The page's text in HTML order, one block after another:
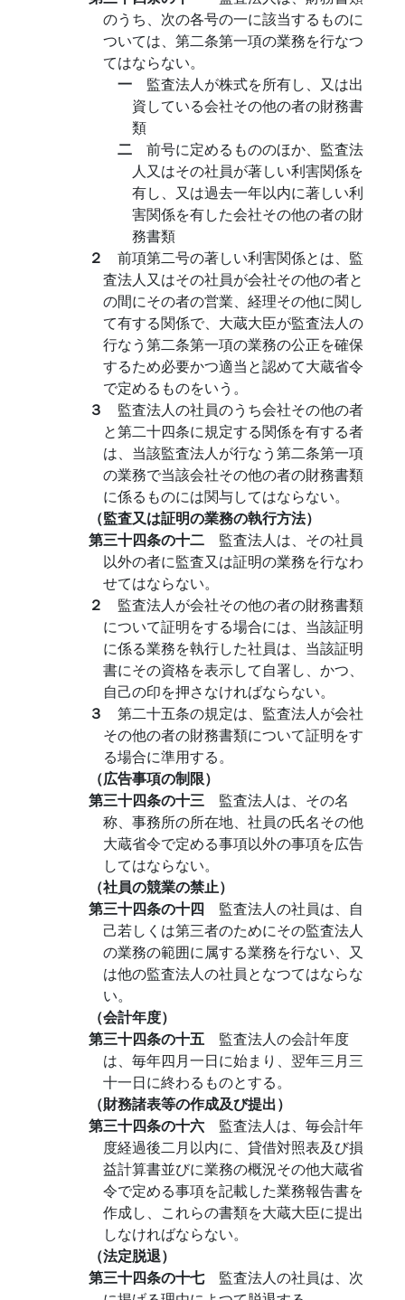
のうち、次の各号の一に該当するものに
ついては、第二条第一項の業務を行なつ
てはならない。
一 監査法人が株式を所有し、又は出
資している会社その他の者の財務書
類
二 前号に定めるもののほか、監査法
人又はその社員が著しい利害関係を
有し、又は過去一年以内に著しい利
害関係を有した会社その他の者の財
務書類
２ 前項第二号の著しい利害関係とは、監
査法人又はその社員が会社その他の者と
の間にその者の営業、経理その他に関し
て有する関係で、大蔵大臣が監査法人の
行なう第二条第一項の業務の公正を確保
するため必要かつ適当と認めて大蔵省令
で定めるものをいう。
３ 監査法人の社員のうち会社その他の者
と第二十四条に規定する関係を有する者
は、当該監査法人が行なう第二条第一項
の業務で当該会社その他の者の財務書類
に係るものには関与してはならない。
（監査又は証明の業務の執行方法）
第三十四条の十二 監査法人は、その社員
以外の者に監査又は証明の業務を行なわ
せてはならない。
２ 監査法人が会社その他の者の財務書類
について証明をする場合には、当該証明
に係る業務を執行した社員は、当該証明
書にその資格を表示して自署し、かつ、
自己の印を押さなければならない。
３ 第二十五条の規定は、監査法人が会社
その他の者の財務書類について証明をす
る場合に準用する。
（広告事項の制限）
第三十四条の十三 監査法人は、その名
称、事務所の所在地、社員の氏名その他
大蔵省令で定める事項以外の事項を広告
してはならない。
（社員の競業の禁止）
第三十四条の十四 監査法人の社員は、自
己若しくは第三者のためにその監査法人
の業務の範囲に属する業務を行ない、又
は他の監査法人の社員となつてはならな
い。
（会計年度）
第三十四条の十五 監査法人の会計年度
は、毎年四月一日に始まり、翌年三月三
十一日に終わるものとする。
（財務諸表等の作成及び提出）
第三十四条の十六 監査法人は、毎会計年
度経過後二月以内に、貸借対照表及び損
益計算書並びに業務の概況その他大蔵省
令で定める事項を記載した業務報告書を
作成し、これらの書類を大蔵大臣に提出
しなければならない。
（法定脱退）
第三十四条の十七 監査法人の社員は、次